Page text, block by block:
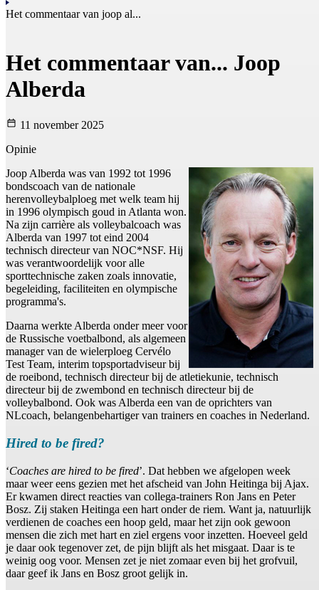
Het commentaar van joop al...
Het commentaar van... Joop
Alberda
11 november 2025
Opinie
Joop Alberda was van 1992 tot 1996
bondscoach van de nationale
herenvolleybalploeg met welk team hij
in 1996 olympisch goud in Atlanta won.
Na zijn carrière als volleybalcoach was
Alberda van 1997 tot eind 2004
technisch directeur van NOC*NSF. Hij
was verantwoordelijk voor alle
sporttechnische zaken zoals innovatie,
begeleiding, faciliteiten en olympische
programma's.
Daarna werkte Alberda onder meer voor
de Russische voetbalbond, als algemeen
manager van de wielerploeg Cervélo
Test Team, interim topsportadviseur bij
de roeibond, technisch directeur bij de atletiekunie, technisch
directeur bij de zwembond en technisch directeur bij de
volleybalbond. Ook was Alberda een van de oprichters van
NLcoach, belangenbehartiger van trainers en coaches in Nederland.
Hired to be fired?
‘Coaches are hired to be fired’. Dat hebben we afgelopen week
maar weer eens gezien met het afscheid van John Heitinga bij Ajax.
Er kwamen direct reacties van collega-trainers Ron Jans en Peter
Bosz. Zij staken Heitinga een hart onder de riem. Want ja, natuurlijk
verdienen de coaches een hoop geld, maar het zijn ook gewoon
mensen die zich met hart en ziel ergens voor inzetten. Hoeveel geld
je daar ook tegenover zet, de pijn blijft als het misgaat. Daar is te
weinig oog voor. Mensen zet je niet zomaar even bij het grofvuil,
daar geef ik Jans en Bosz groot gelijk in.